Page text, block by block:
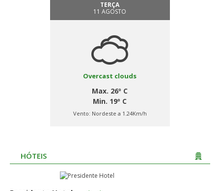
TERÇA
11 AGOSTO
Overcast clouds
Max. 26º C
Min. 19º C
Vento: Nordeste a 1.24Km/h
HÓTEIS